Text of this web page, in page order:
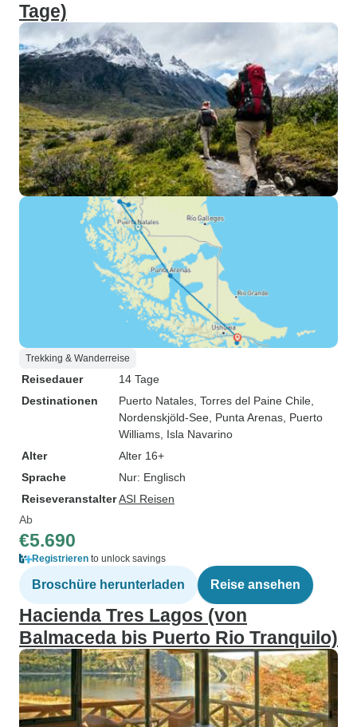
Tage)
Trekking & Wanderreise
Reisedauer
14 Tage
Destinationen
Puerto Natales , Torres del Paine Chile
Nordenskjöld-See , Punta Arenas , Puerto
Williams , Isla Navarino
Alter
Alter 16+
Sprache
Nur: Englisch
ReiseveranstalterASI Reisen
Ab
€5.690
Registrieren to unlock savings
Broschüre herunterladen Reise ansehen
Hacienda Tres Lagos (von
Balmaceda bis Puerto Rio Tranquilo)